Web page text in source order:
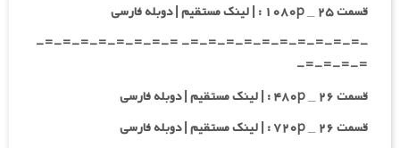
قسمت ۲۵ _ ۱۰۸۰p : | لینک مستقیم | دوبله فارسی
-=-=-=-=-=-=-=-=-=-=- =-=-=-=-=-=-=-=-
=-=-=-=-
قسمت ۲۶ _ ۴۸۰p : | لینک مستقیم | دوبله فارسی
قسمت ۲۶ _ ۷۲۰p : | لینک مستقیم | دوبله فارسی